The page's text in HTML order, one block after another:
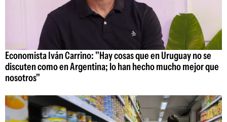
Economista Iván Carrino: "Hay cosas que en Uruguay no se
discuten como en Argentina; lo han hecho mucho mejor que
nosotros"